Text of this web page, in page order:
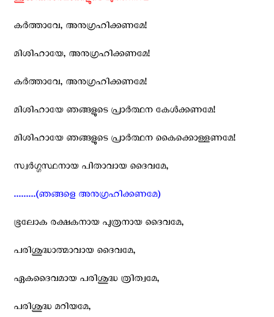
കര്‍ത്താവേ, അനുഗ്രഹിക്കണമേ!
മിശിഹായേ, അനുഗ്രഹിക്കണമേ!
കര്‍ത്താവേ, അനുഗ്രഹിക്കണമേ!
മിശിഹായേ ഞങ്ങളുടെ പ്രാര്‍ത്ഥന കേള്‍ക്കണമേ!
മിശിഹായേ ഞങ്ങളുടെ പ്രാര്‍ത്ഥന കൈക്കൊള്ളണമേ!
സ്വര്‍ഗ്ഗസ്ഥനായ പിതാവായ ദൈവമേ,
.........(ഞങ്ങളെ അനുഗ്രഹിക്കണമേ)
ഭൂലോക രക്ഷകനായ പുത്രനായ ദൈവമേ,
പരിശുദ്ധാത്മാവായ ദൈവമേ,
ഏകദൈവമായ പരിശുദ്ധ ത്രിത്വമേ,
പരിശുദ്ധ മറിയമേ,